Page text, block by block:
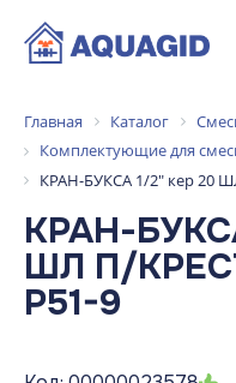
Главная Каталог
Комплектующие для
КРАН-БУКСА 1/2" кер 20
КРАН-
ШЛ П/
P51-9